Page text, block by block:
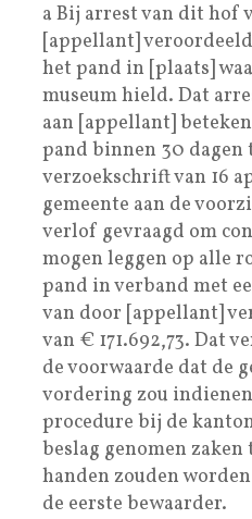
a Bij arrest van dit hof
[appellant]
het pand in [plaats]
museum hield. Dat
aan [appellant]
pand binnen 30
verzoekschrift van 16
gemeente aan de
verlof gevraagd om
mogen leggen op alle
pand in verband met
van door [appellant]
van € 171.692,73. Dat
de voorwaarde dat de
vordering zou
procedure bij de
beslag genomen
handen zouden
de eerste bewaarder.